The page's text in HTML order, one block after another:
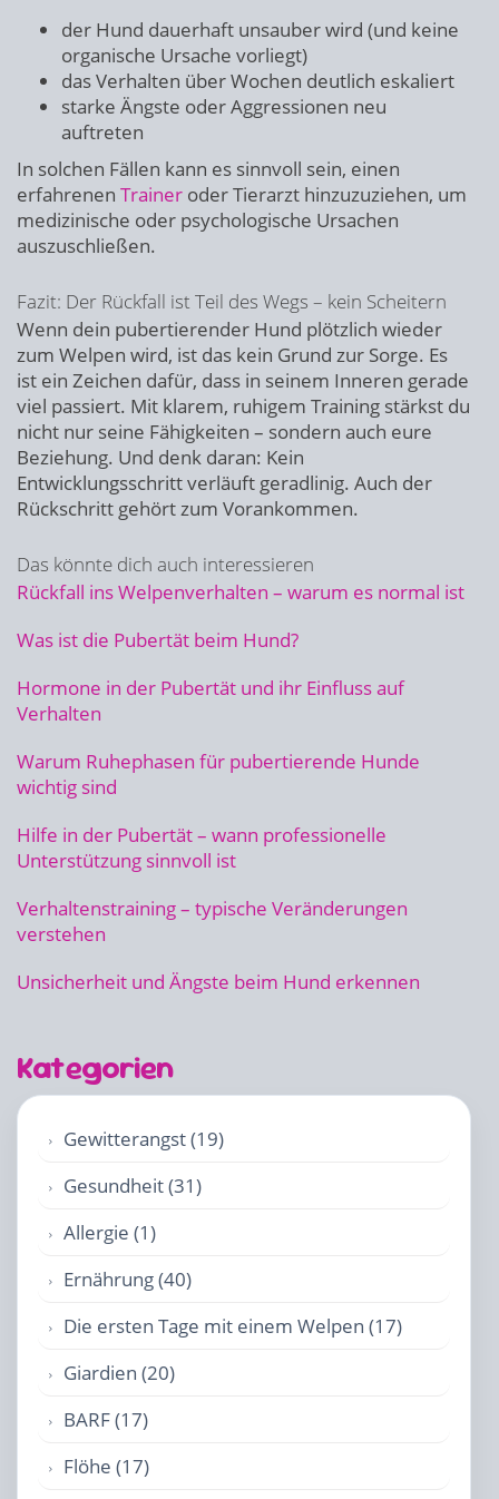
der Hund dauerhaft unsauber wird (und keine
organische Ursache vorliegt)
das Verhalten über Wochen deutlich eskaliert
starke Ängste oder Aggressionen neu
auftreten
In solchen Fällen kann es sinnvoll sein, einen
erfahrenen Trainer oder Tierarzt hinzuzuziehen, um
medizinische oder psychologische Ursachen
auszuschließen.
Fazit: Der Rückfall ist Teil des Wegs – kein Scheitern
Wenn dein pubertierender Hund plötzlich wieder
zum Welpen wird, ist das kein Grund zur Sorge. Es
ist ein Zeichen dafür, dass in seinem Inneren gerade
viel passiert. Mit klarem, ruhigem Training stärkst du
nicht nur seine Fähigkeiten – sondern auch eure
Beziehung. Und denk daran: Kein
Entwicklungsschritt verläuft geradlinig. Auch der
Rückschritt gehört zum Vorankommen.
Das könnte dich auch interessieren
Rückfall ins Welpenverhalten – warum es normal ist
Was ist die Pubertät beim Hund?
Hormone in der Pubertät und ihr Einfluss auf
Verhalten
Warum Ruhephasen für pubertierende Hunde
wichtig sind
Hilfe in der Pubertät – wann professionelle
Unterstützung sinnvoll ist
Verhaltenstraining – typische Veränderungen
verstehen
Unsicherheit und Ängste beim Hund erkennen
Kategorien
Gewitterangst (19)
Gesundheit (31)
Allergie (1)
Ernährung (40)
Die ersten Tage mit einem Welpen (17)
Giardien (20)
BARF (17)
Flöhe (17)